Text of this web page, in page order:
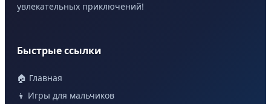
увлекательных приключений!
Быстрые ссылки
🏠 Главная
👦 Игры для мальчиков